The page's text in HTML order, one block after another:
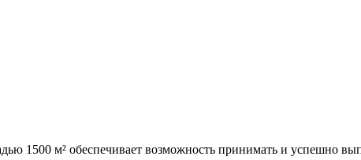
1500 м² обеспечивает возможность принимать и успешно